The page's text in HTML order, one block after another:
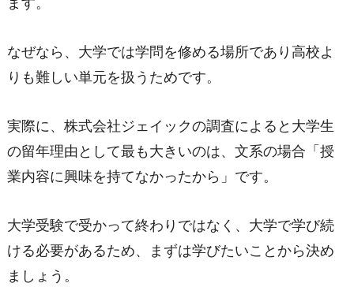
なぜなら、大学では学問を修める場所であり高校よ
りも難しい単元を扱うためです。
実際に、株式会社ジェイックの調査によると大学生
の留年理由として最も大きいのは、文系の場合「授
業内容に興味を持てなかったから」です。
大学受験で受かって終わりではなく、大学で学び続
ける必要があるため、まずは学びたいことから決め
ましょう。